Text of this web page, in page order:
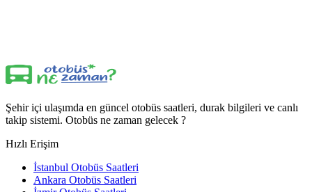
Şehir içi ulaşımda en güncel otobüs saatleri, durak bilgileri ve canlı
takip sistemi. Otobüs ne zaman gelecek ?
Hızlı Erişim
İstanbul Otobüs Saatleri
Ankara Otobüs Saatleri